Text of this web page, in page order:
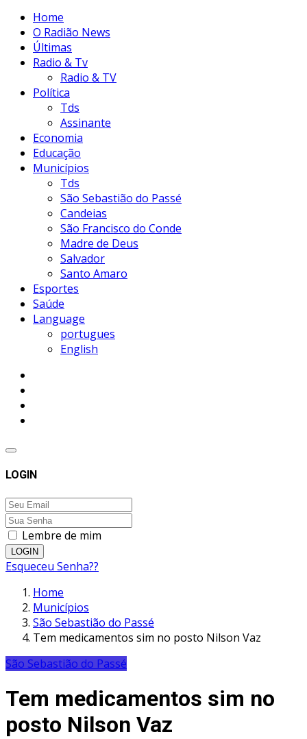
Home
O Radião News
Últimas
Radio & Tv
Radio & TV
Política
Tds
Assinante
Economia
Educação
Municípios
Tds
São Sebastião do Passé
Candeias
São Francisco do Conde
Madre de Deus
Salvador
Santo Amaro
Esportes
Saúde
Language
portugues
English
LOGIN
Lembre de mim
LOGIN
Esqueceu Senha??
Home
Municípios
São Sebastião do Passé
Tem medicamentos sim no posto Nilson Vaz
São Sebastião do Passé
Tem medicamentos sim no
posto Nilson Vaz